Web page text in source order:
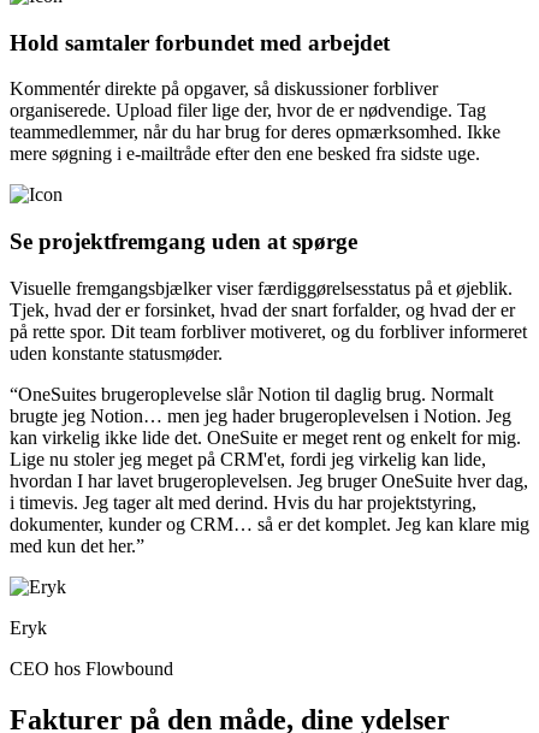
Hold samtaler forbundet med arbejdet
Kommentér direkte på opgaver, så diskussioner forbliver
organiserede. Upload filer lige der, hvor de er nødvendige. Tag
teammedlemmer, når du har brug for deres opmærksomhed. Ikke
mere søgning i e-mailtråde efter den ene besked fra sidste uge.
Se projektfremgang uden at spørge
Visuelle fremgangsbjælker viser færdiggørelsesstatus på et øjeblik.
Tjek, hvad der er forsinket, hvad der snart forfalder, og hvad der er
på rette spor. Dit team forbliver motiveret, og du forbliver informeret
uden konstante statusmøder.
“OneSuites brugeroplevelse slår Notion til daglig brug. Normalt
brugte jeg Notion… men jeg hader brugeroplevelsen i Notion. Jeg
kan virkelig ikke lide det. OneSuite er meget rent og enkelt for mig.
Lige nu stoler jeg meget på CRM'et, fordi jeg virkelig kan lide,
hvordan I har lavet brugeroplevelsen. Jeg bruger OneSuite hver dag,
i timevis. Jeg tager alt med derind. Hvis du har projektstyring,
dokumenter, kunder og CRM… så er det komplet. Jeg kan klare mig
med kun det her.”
Eryk
CEO hos Flowbound
Fakturer på den måde, dine ydelser